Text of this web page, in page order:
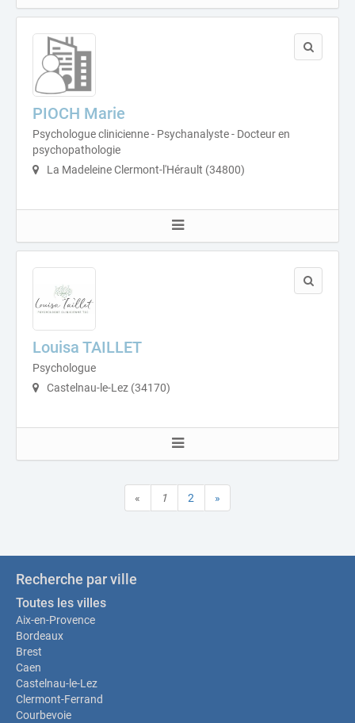
PIOCH Marie
Psychologue clinicienne - Psychanalyste - Docteur en
psychopathologie
La Madeleine Clermont-l'Hérault (34800)
Louisa TAILLET
Psychologue
Castelnau-le-Lez (34170)
« 1 2 »
Recherche par ville
Toutes les villes
Aix-en-Provence
Bordeaux
Brest
Caen
Castelnau-le-Lez
Clermont-Ferrand
Courbevoie